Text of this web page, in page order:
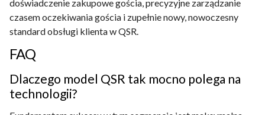
doświadczenie zakupowe gościa, precyzyjne zarządzanie
czasem oczekiwania gościa i zupełnie nowy, nowoczesny
standard obsługi klienta w QSR.
FAQ
Dlaczego model QSR tak mocno polega na
technologii?